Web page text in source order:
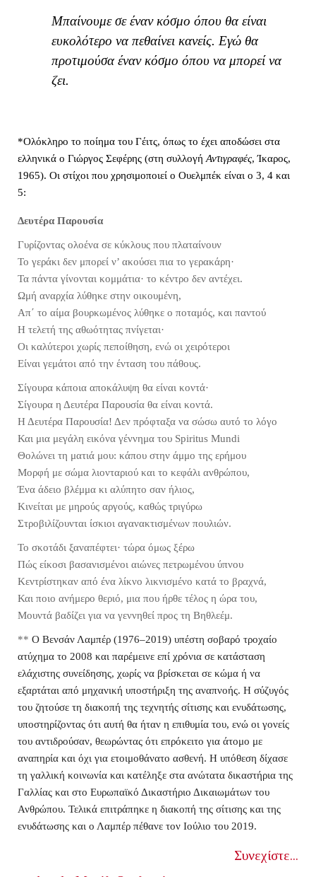
Μπαίνουμε σε έναν κόσμο όπου θα είναι
ευκολότερο να πεθαίνει κανείς. Εγώ θα
προτιμούσα έναν κόσμο όπου να μπορεί να
ζει.
*Ολόκληρο το ποίημα του Γέιτς, όπως το έχει αποδώσει στα
ελληνικά ο Γιώργος Σεφέρης (στη συλλογή Αντιγραφές, Ίκαρος,
1965). Οι στίχοι που χρησιμοποιεί ο Ουελμπέκ είναι ο 3, 4 και
5:
Δευτέρα Παρουσία
Γυρίζοντας ολοένα σε κύκλους που πλαταίνουν
Το γεράκι δεν μπορεί ν’ ακούσει πια το γερακάρη·
Τα πάντα γίνονται κομμάτια· το κέντρο δεν αντέχει.
Ωμή αναρχία λύθηκε στην οικουμένη,
Απ΄ το αίμα βουρκωμένος λύθηκε ο ποταμός, και παντού
Η τελετή της αθωότητας πνίγεται·
Οι καλύτεροι χωρίς πεποίθηση, ενώ οι χειρότεροι
Είναι γεμάτοι από την ένταση του πάθους.
Σίγουρα κάποια αποκάλυψη θα είναι κοντά·
Σίγουρα η Δευτέρα Παρουσία θα είναι κοντά.
Η Δευτέρα Παρουσία! Δεν πρόφταξα να σώσω αυτό το λόγο
Και μια μεγάλη εικόνα γέννημα του Spiritus Mundi
Θολώνει τη ματιά μου: κάπου στην άμμο της ερήμου
Μορφή με σώμα λιονταριού και το κεφάλι ανθρώπου,
Ένα άδειο βλέμμα κι αλύπητο σαν ήλιος,
Κινείται με μηρούς αργούς, καθώς τριγύρω
Στροβιλίζουνται ίσκιοι αγανακτισμένων πουλιών.
Το σκοτάδι ξαναπέφτει· τώρα όμως ξέρω
Πώς είκοσι βασανισμένοι αιώνες πετρωμένου ύπνου
Κεντρίστηκαν από ένα λίκνο λικνισμένο κατά το βραχνά,
Και ποιο ανήμερο θεριό, μια που ήρθε τέλος η ώρα του,
Μουντά βαδίζει για να γεννηθεί προς τη Βηθλεέμ.
** Ο Βενσάν Λαμπέρ (1976–2019) υπέστη σοβαρό τροχαίο
ατύχημα το 2008 και παρέμεινε επί χρόνια σε κατάσταση
ελάχιστης συνείδησης, χωρίς να βρίσκεται σε κώμα ή να
εξαρτάται από μηχανική υποστήριξη της αναπνοής. Η σύζυγός
του ζητούσε τη διακοπή της τεχνητής σίτισης και ενυδάτωσης,
υποστηρίζοντας ότι αυτή θα ήταν η επιθυμία του, ενώ οι γονείς
του αντιδρούσαν, θεωρώντας ότι επρόκειτο για άτομο με
αναπηρία και όχι για ετοιμοθάνατο ασθενή. Η υπόθεση δίχασε
τη γαλλική κοινωνία και κατέληξε στα ανώτατα δικαστήρια της
Γαλλίας και στο Ευρωπαϊκό Δικαστήριο Δικαιωμάτων του
Ανθρώπου. Τελικά επιτράπηκε η διακοπή της σίτισης και της
ενυδάτωσης και ο Λαμπέρ πέθανε τον Ιούλιο του 2019.
Συνεχίστε...